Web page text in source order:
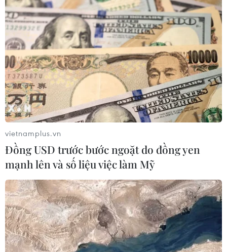
Hà Lan lo ngại làn sóng các tay súng thánh
chiến trở về nước
15/11/2016 01:59
Cơ quan chống khủng bố của Hà Lan cảnh báo nếu tổ
chức Nhà nước Hồi giáo (IS) tự xưng bị đánh bại, có thể
sẽ có nhiều tay súng thánh chiến hơn trở về nước.
vietnamplus.vn
Đồng USD trước bước ngoặt do đồng yen
mạnh lên và số liệu việc làm Mỹ